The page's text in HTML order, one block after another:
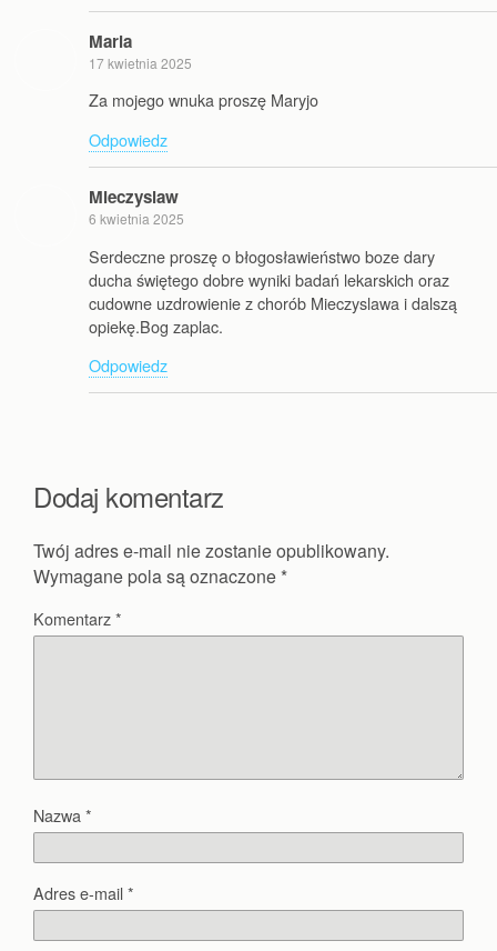
Maria
17 kwietnia 2025
Za mojego wnuka proszę Maryjo
Odpowiedz
Mieczyslaw
6 kwietnia 2025
Serdeczne proszę o błogosławieństwo boze dary
ducha świętego dobre wyniki badań lekarskich oraz
cudowne uzdrowienie z chorób Mieczyslawa i dalszą
opiekę.Bog zaplac.
Odpowiedz
Dodaj komentarz
Twój adres e-mail nie zostanie opublikowany.
Wymagane pola są oznaczone *
Komentarz*
Nazwa *
Adres e-mail*